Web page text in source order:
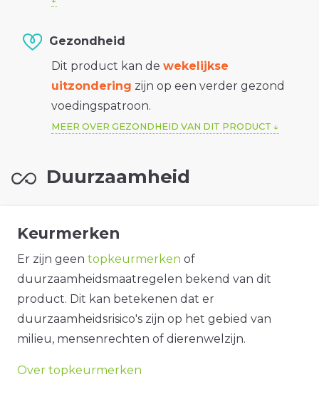
Gezondheid
Dit product kan de wekelijkse
uitzondering zijn op een verder gezond
voedingspatroon.
MEER OVER GEZONDHEID VAN DIT PRODUCT
Duurzaamheid
Keurmerken
Er zijn geen topkeurmerken of
duurzaamheidsmaatregelen bekend van dit
product. Dit kan betekenen dat er
duurzaamheidsrisico's zijn op het gebied van
milieu, mensenrechten of dierenwelzijn.
Over topkeurmerken